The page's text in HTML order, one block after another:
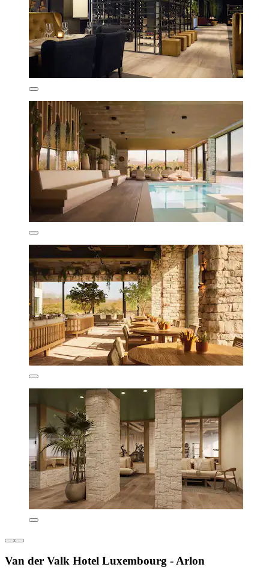
Van der Valk Hotel Luxembourg - Arlon